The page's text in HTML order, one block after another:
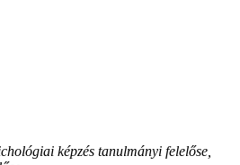
képzés tanulmányi felelőse,